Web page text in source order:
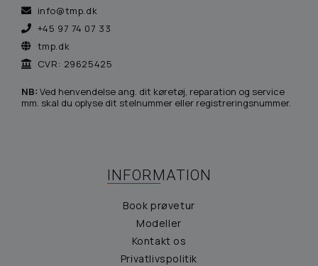
info@tmp.dk
+45 97 74 07 33
tmp.dk
CVR: 29625425
NB: Ved henvendelse ang. dit køretøj, reparation og service
mm. skal du oplyse dit stelnummer eller registreringsnummer.
INFORMATION
Book prøvetur
Modeller
Kontakt os
Privatlivspolitik